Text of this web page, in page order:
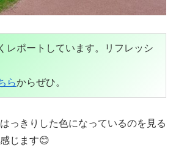
レポートしています。リフレッシ
らからぜひ。
っきりした色になっているのを見る
じます😊